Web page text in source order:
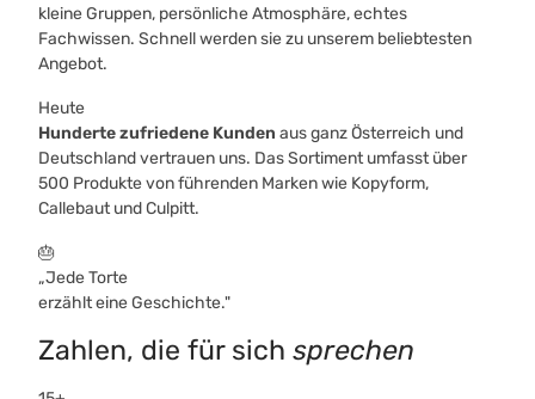
kleine Gruppen, persönliche Atmosphäre, echtes
Fachwissen. Schnell werden sie zu unserem beliebtesten
Angebot.
Heute
Hunderte zufriedene Kunden aus ganz Österreich und
Deutschland vertrauen uns. Das Sortiment umfasst über
500 Produkte von führenden Marken wie Kopyform,
Callebaut und Culpitt.
🎂
„Jede Torte
erzählt eine Geschichte."
Zahlen, die für sich sprechen